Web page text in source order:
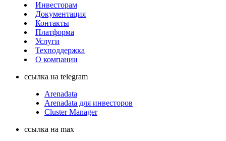
Инвесторам
Документация
Контакты
Платформа
Услуги
Техподдержка
О компании
ссылка на telegram
Arenadata
Arenadata для инвесторов
Cluster Manager
ссылка на max